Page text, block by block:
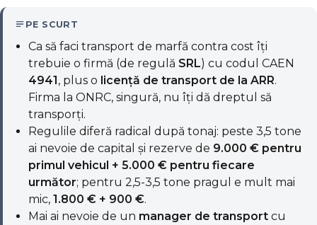
PE SCURT
Ca să faci transport de marfă contra cost îți
trebuie o firmă (de regulă SRL) cu codul CAEN
4941, plus o licență de transport de la ARR.
Firma la ONRC, singură, nu îți dă dreptul să
transporți.
Regulile diferă radical după tonaj: peste 3,5 tone
ai nevoie de capital și rezerve de 9.000 € pentru
primul vehicul + 5.000 € pentru fiecare
următor; pentru 2,5-3,5 tone pragul e mult mai
mic, 1.800 € + 900 €.
Mai ai nevoie de un manager de transport cu